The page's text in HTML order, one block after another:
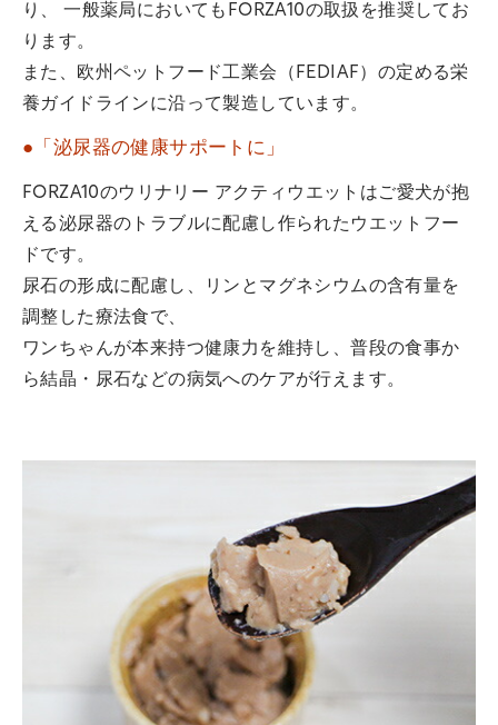
り、 一般薬局においてもFORZA10の取扱を推奨してお
ります。
また、欧州ペットフード工業会（FEDIAF）の定める栄
養ガイドラインに沿って製造しています。
●「泌尿器の健康サポートに」
FORZA10のウリナリー アクティウエットはご愛犬が抱
える泌尿器のトラブルに配慮し作られたウエットフー
ドです。
尿石の形成に配慮し、リンとマグネシウムの含有量を
調整した療法食で、
ワンちゃんが本来持つ健康力を維持し、普段の食事か
ら結晶・尿石などの病気へのケアが行えます。